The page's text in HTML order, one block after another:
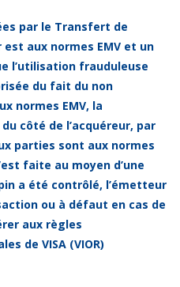
par le Transfert de
aux normes EMV et un
l’utilisation frauduleuse
du fait du non
normes EMV, la
côté de l’acquéreur, par
parties sont aux normes
faite au moyen d’une
a été contrôlé, l’émetteur
ou à défaut en cas de
aux règles
de VISA (VIOR)